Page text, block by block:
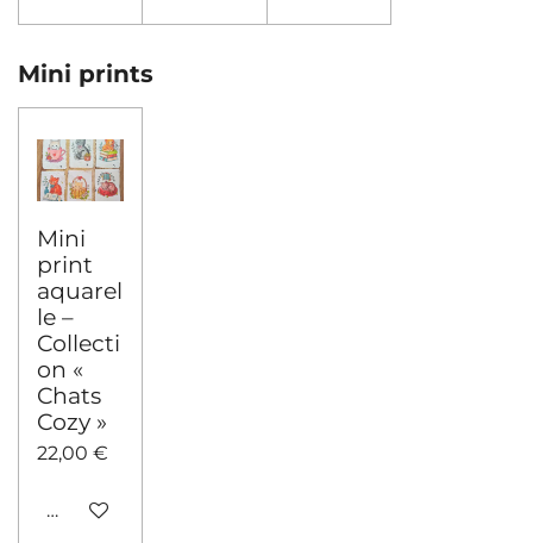
Mini prints
Mini
print
aquarel
le –
Collecti
on «
Chats
Cozy »
22,00 €
Ajouter au panier